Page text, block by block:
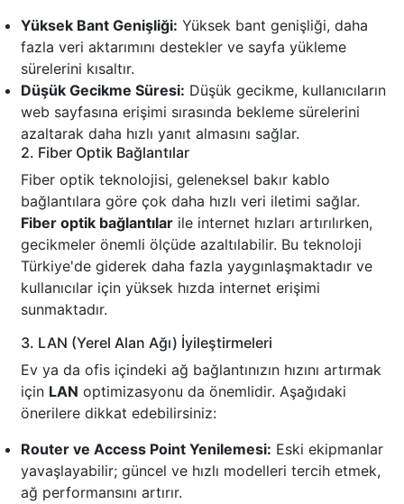
Yüksek Bant Genişliği: Yüksek bant genişliği, daha
fazla veri aktarımını destekler ve sayfa yükleme
sürelerini kısaltır.
Düşük Gecikme Süresi: Düşük gecikme, kullanıcıların
web sayfasına erişimi sırasında bekleme sürelerini
azaltarak daha hızlı yanıt almasını sağlar.
2. Fiber Optik Bağlantılar
Fiber optik teknolojisi, geleneksel bakır kablo
bağlantılara göre çok daha hızlı veri iletimi sağlar.
Fiber optik bağlantılar ile internet hızları artırılırken,
gecikmeler önemli ölçüde azaltılabilir. Bu teknoloji
Türkiye'de giderek daha fazla yaygınlaşmaktadır ve
kullanıcılar için yüksek hızda internet erişimi
sunmaktadır.
3. LAN (Yerel Alan Ağı) İyileştirmeleri
Ev ya da ofis içindeki ağ bağlantınızın hızını artırmak
için LAN optimizasyonu da önemlidir. Aşağıdaki
önerilere dikkat edebilirsiniz:
Router ve Access Point Yenilemesi: Eski ekipmanlar
yavaşlayabilir; güncel ve hızlı modelleri tercih etmek,
ağ performansını artırır.